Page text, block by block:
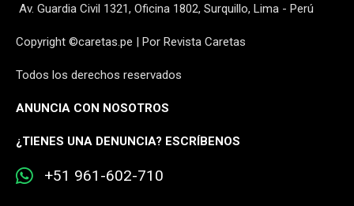
Av. Guardia Civil 1321, Oficina 1802, Surquillo, Lima - Perú
Copyright ©caretas.pe | Por Revista Caretas
Todos los derechos reservados
ANUNCIA CON NOSOTROS
¿TIENES UNA DENUNCIA? ESCRÍBENOS
+51 961-602-710